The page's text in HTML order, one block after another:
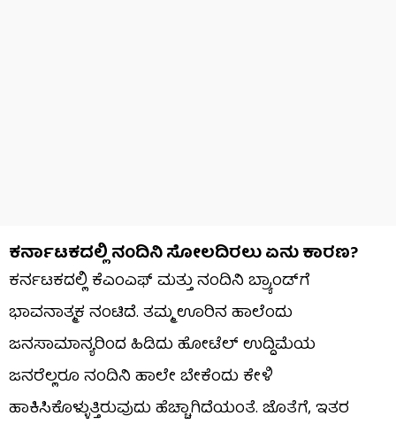
ಕರ್ನಾಟಕದಲ್ಲಿ ನಂದಿನಿ ಸೋಲದಿರಲು ಏನು ಕಾರಣ?
ಕರ್ನಟಕದಲ್ಲಿ ಕೆಎಂಎಫ್ ಮತ್ತು ನಂದಿನಿ ಬ್ರ್ಯಾಂಡ್​ಗೆ
ಭಾವನಾತ್ಮಕ ನಂಟಿದೆ. ತಮ್ಮ ಊರಿನ ಹಾಲೆಂದು
ಜನಸಾಮಾನ್ಯರಿಂದ ಹಿಡಿದು ಹೋಟೆಲ್ ಉದ್ದಿಮೆಯ
ಜನರೆಲ್ಲರೂ ನಂದಿನಿ ಹಾಲೇ ಬೇಕೆಂದು ಕೇಳಿ
ಹಾಕಿಸಿಕೊಳ್ಳುತ್ತಿರುವುದು ಹೆಚ್ಚಾಗಿದೆಯಂತೆ. ಜೊತೆಗೆ, ಇತರ